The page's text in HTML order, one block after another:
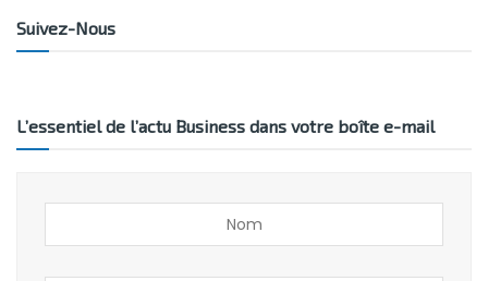
Suivez-Nous
L’essentiel de l’actu Business dans votre boîte e-mail